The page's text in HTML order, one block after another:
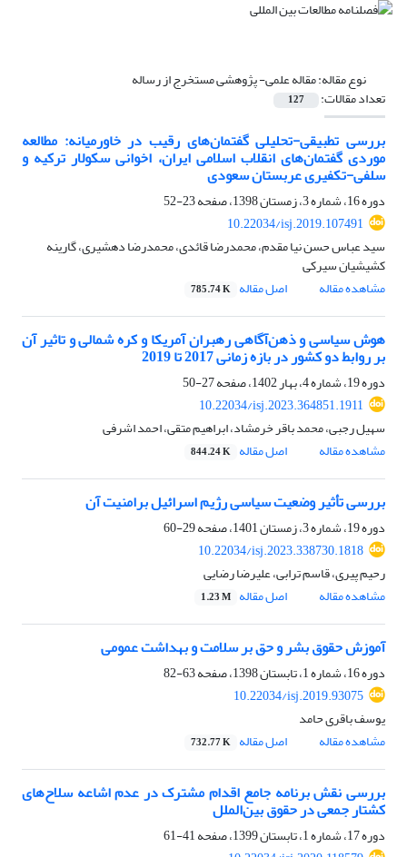
نوع مقاله:مقاله علمی- پژوهشی مستخرج از رساله
تعداد مقالات: 127
بررسی تطبیقی-تحلیلی گفتمان‌های رقیب در خاورمیانه: مطالعه
موردی گفتمان‌های انقلاب اسلامی ایران، اخوانی سکولار ترکیه و
سلفی-تکفیری عربستان سعودی
دوره 16، شماره 3، زمستان 1398، صفحه
23-52
10.22034/isj.2019.107491
سید عباس حسن نیا مقدم، محمدرضا قائدی، محمدرضا دهشیری، گارینه
کشیشیان سیرکی
مشاهده مقاله
اصل مقاله 785.74 K
هوش سیاسی و ذهن‌آگاهی رهبران آمریکا و کره شمالی و تاثیر آن‌
بر روابط دو کشور در بازه زمانی 2017 تا 2019
دوره 19، شماره 4، بهار 1402، صفحه
27-50
10.22034/isj.2023.364851.1911
سهیل رجبی، محمد باقر خرمشاد، ابراهیم متقی، احمد اشرفی
مشاهده مقاله
اصل مقاله 844.24 K
بررسی تأثیر وضعیت سیاسی رژیم اسرائیل برامنیت آن
دوره 19، شماره 3، زمستان 1401، صفحه
29-60
10.22034/isj.2023.338730.1818
رحیم پیری، قاسم ترابی، علیرضا رضایی
مشاهده مقاله
اصل مقاله 1.23 M
آموزش حقوق بشر و حق بر سلامت و بهداشت عمومی
دوره 16، شماره 1، تابستان 1398، صفحه
63-82
10.22034/isj.2019.93075
یوسف باقری حامد
مشاهده مقاله
اصل مقاله 732.77 K
بررسی نقش برنامه جامع اقدام مشترک در عدم اشاعه سلاح‌های
کشتار جمعی در حقوق بین‌الملل
دوره 17، شماره 1، تابستان 1399، صفحه
41-61